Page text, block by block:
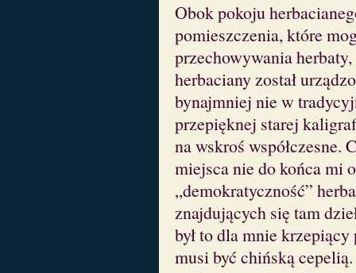
Obok pokoju
pomieszczenia, które
przechowywania
herbaciany został
bynajmniej nie w
przepięknej starej
na wskroś
miejsca nie do końca mi
„demokratyczność”
znajdujących się tam
był to dla mnie
musi być chińską